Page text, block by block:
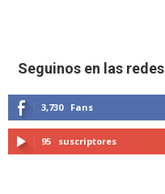
Seguinos en las redes
3,730 Fans
95 suscriptores